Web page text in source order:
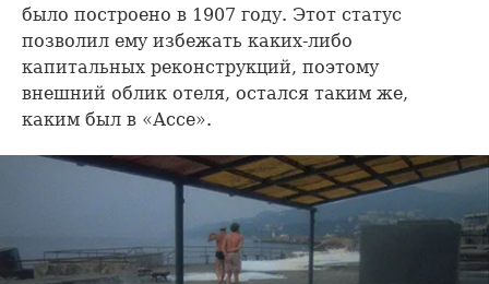
было построено в 1907 году. Этот статус
позволил ему избежать каких-либо
капитальных реконструкций, поэтому
внешний облик отеля, остался таким же,
каким был в «Ассе».